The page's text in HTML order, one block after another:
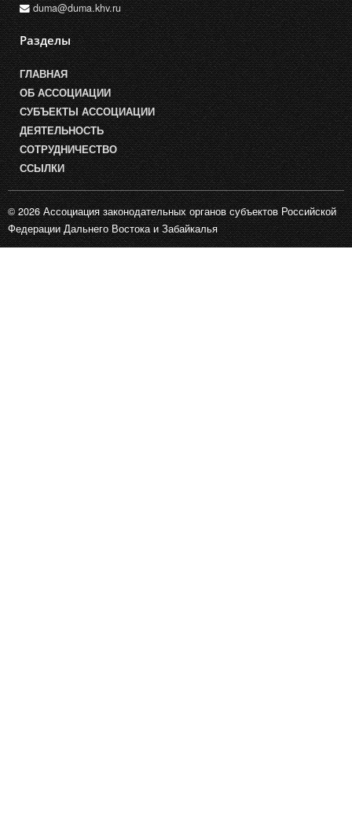
duma@duma.khv.ru
Разделы
ГЛАВНАЯ
ОБ АССОЦИАЦИИ
СУБЪЕКТЫ АССОЦИАЦИИ
ДЕЯТЕЛЬНОСТЬ
СОТРУДНИЧЕСТВО
ССЫЛКИ
© 2026 Ассоциация законодательных органов субъектов Российской
Федерации Дальнего Востока и Забайкалья